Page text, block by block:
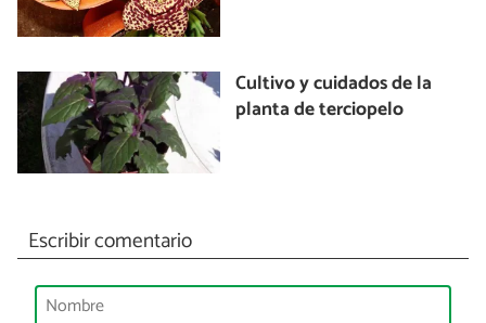
Cultivo y cuidados de la
planta de terciopelo
Escribir comentario